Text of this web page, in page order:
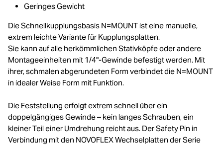
Geringes Gewicht
Die Schnellkupplungsbasis N=MOUNT ist eine manuelle,
extrem leichte Variante für Kupplungsplatten.
Sie kann auf alle herkömmlichen Stativköpfe oder andere
Montageeinheiten mit 1/4"-Gewinde befestigt werden. Mit
ihrer, schmalen abgerundeten Form verbindet die N=MOUNT
in idealer Weise Form mit Funktion.
Die Feststellung erfolgt extrem schnell über ein
doppelgängiges Gewinde – kein langes Schrauben, ein
kleiner Teil einer Umdrehung reicht aus. Der Safety Pin in
Verbindung mit den NOVOFLEX Wechselplatten der Serie